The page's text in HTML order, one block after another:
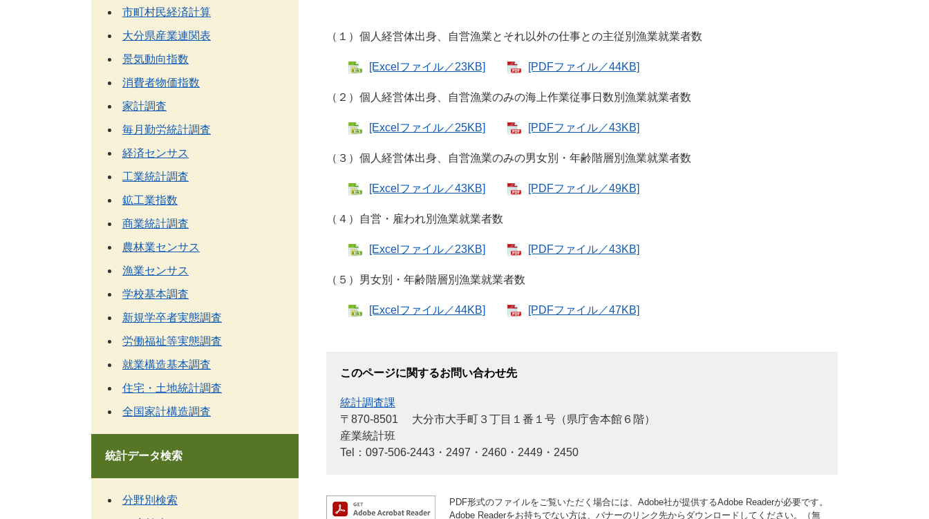
（１）個人経営体出身、自営漁業とそれ以外の仕事との主従別漁業就業者数
[Excelファイル／23KB] [PDFファイル／44KB]
（２）個人経営体出身、自営漁業のみの海上作業従事日数別漁業就業者数
[Excelファイル／25KB] [PDFファイル／43KB]
（３）個人経営体出身、自営漁業のみの男女別・年齢階層別漁業就業者数
[Excelファイル／43KB] [PDFファイル／49KB]
（４）自営・雇われ別漁業就業者数
[Excelファイル／23KB] [PDFファイル／43KB]
（５）男女別・年齢階層別漁業就業者数
[Excelファイル／44KB] [PDFファイル／47KB]
このページに関するお問い合わせ先
統計調査課
〒870-8501
大分市大手町３丁目１番１号（県庁舎本館６階）
産業統計班
Tel：097-506-2443・2497・2460・2449・2450
PDF形式のファイルをご覧いただく場合には、Adobe社が提供するAdobe Readerが必要です。
Adobe Readerをお持ちでない方は、バナーのリンク先からダウンロードしてください。（無
市町村民経済計算
大分県産業連関表
景気動向指数
消費者物価指数
家計調査
毎月勤労統計調査
経済センサス
工業統計調査
鉱工業指数
商業統計調査
農林業センサス
漁業センサス
学校基本調査
新規学卒者実態調査
労働福祉等実態調査
就業構造基本調査
住宅・土地統計調査
全国家計構造調査
統計データ検索
分野別検索